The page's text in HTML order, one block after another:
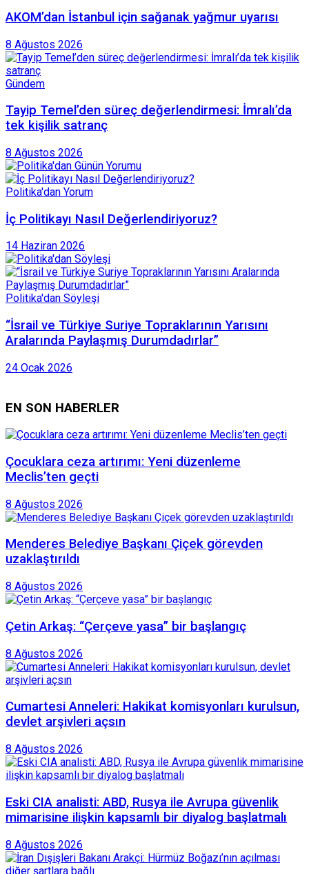
AKOM’dan İstanbul için sağanak yağmur uyarısı
8 Ağustos 2026
Gündem
Tayip Temel’den süreç değerlendirmesi: İmralı’da
tek kişilik satranç
8 Ağustos 2026
Politika'dan Yorum
İç Politikayı Nasıl Değerlendiriyoruz?
14 Haziran 2026
Politika'dan Söyleşi
“İsrail ve Türkiye Suriye Topraklarının Yarısını
Aralarında Paylaşmış Durumdadırlar”
24 Ocak 2026
EN SON HABERLER
Çocuklara ceza artırımı: Yeni düzenleme
Meclis’ten geçti
8 Ağustos 2026
Menderes Belediye Başkanı Çiçek görevden
uzaklaştırıldı
8 Ağustos 2026
Çetin Arkaş: “Çerçeve yasa” bir başlangıç
8 Ağustos 2026
Cumartesi Anneleri: Hakikat komisyonları kurulsun,
devlet arşivleri açsın
8 Ağustos 2026
Eski CIA analisti: ABD, Rusya ile Avrupa güvenlik
mimarisine ilişkin kapsamlı bir diyalog başlatmalı
8 Ağustos 2026